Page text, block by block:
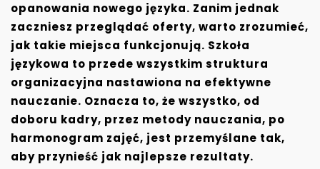
opanowania nowego języka. Zanim jednak
zaczniesz przeglądać oferty, warto zrozumieć,
jak takie miejsca funkcjonują. Szkoła
językowa to przede wszystkim struktura
organizacyjna nastawiona na efektywne
nauczanie. Oznacza to, że wszystko, od
doboru kadry, przez metody nauczania, po
harmonogram zajęć, jest przemyślane tak,
aby przynieść jak najlepsze rezultaty.